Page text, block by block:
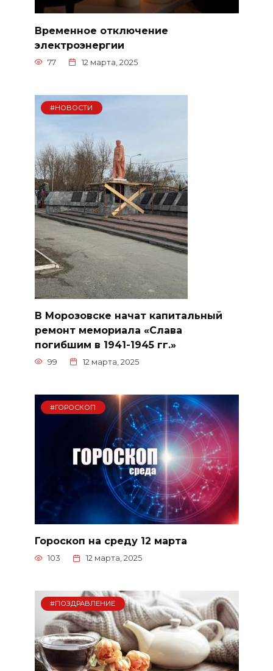
Временное отключение
электроэнергии
77 12 марта, 2025
#НОВОСТИ
В Морозовске начат капитальный
ремонт мемориала «Слава
погибшим в 1941-1945 гг.»
99 12 марта, 2025
#ГОРОСКОП
Гороскоп на среду 12 марта
103 12 марта, 2025
#ПОЗДРАВЛЕНИЕ